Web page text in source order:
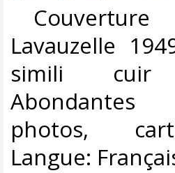
Lavauzelle
simili cuir
photos,
Langue: